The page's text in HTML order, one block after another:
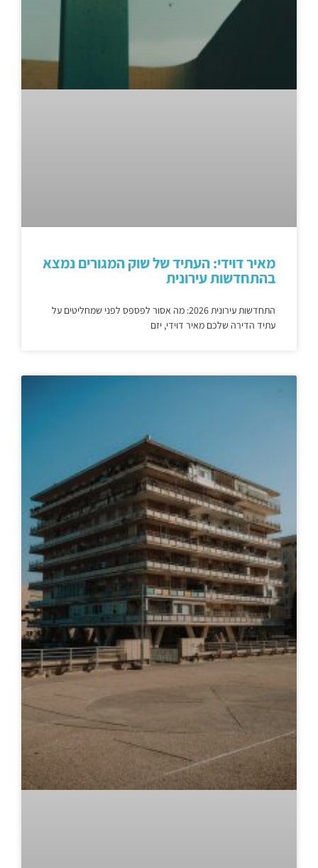
מאיר דוידי: העתיד של שוק המגורים נמצא
בהתחדשות עירונית
התחדשות עירונית 2026: מה אסור לפספס לפני שמחליטים על
עתיד הדירה שלכם מאיר דוידי, יזם